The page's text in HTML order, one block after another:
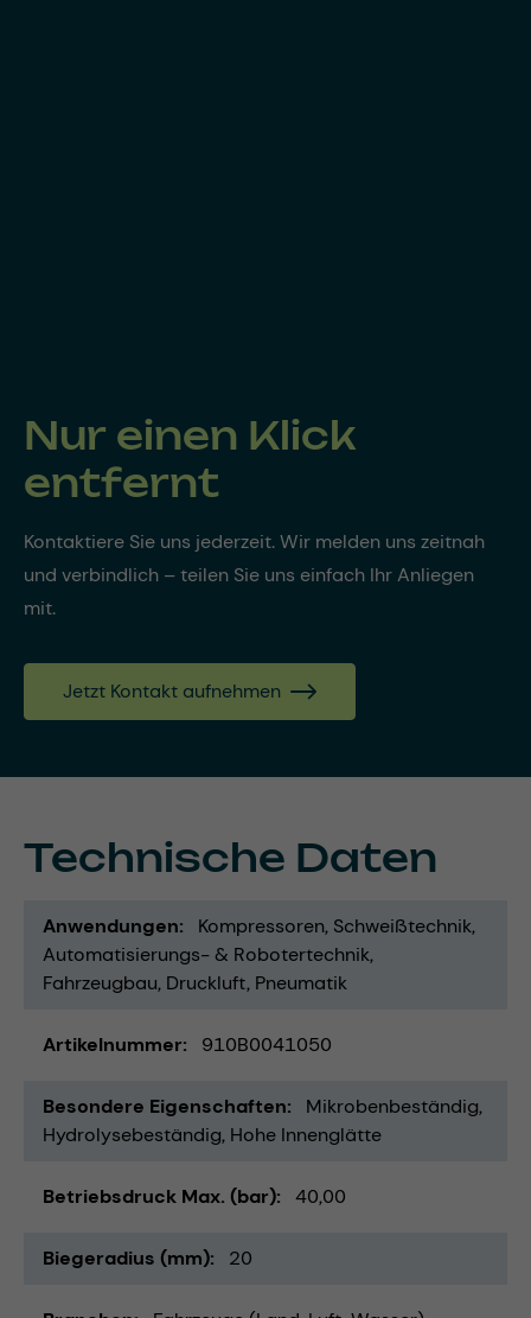
Nur einen Klick
entfernt
Kontaktiere Sie uns jederzeit. Wir melden uns zeitnah
und verbindlich – teilen Sie uns einfach Ihr Anliegen
mit.
Jetzt Kontakt aufnehmen
Technische Daten
Anwendungen Kompressoren Schweißtechnik
Automatisierungs- & Robotertechnik
Fahrzeugbau Druckluft Pneumatik
Artikelnummer 910B0041050
Besondere Eigenschaften
Mikrobenbeständig
Hydrolysebeständig Hohe Innenglätte
Betriebsdruck Max. (bar) 40,00
Biegeradius (mm) 20